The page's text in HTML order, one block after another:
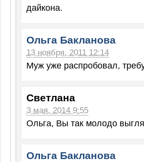
дайкона.
Ольга Бакланова
13 ноября, 2011 12:14
Муж уже распробовал,
Светлана
3 мая, 2014 9:55
Ольга, Вы так молодо
Ольга Бакланова